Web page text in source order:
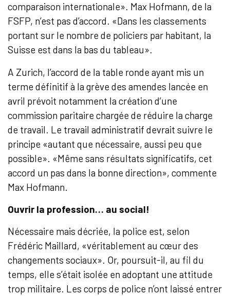
comparaison internationale». Max Hofmann, de la
FSFP, n’est pas d’accord. «Dans les classements
portant sur le nombre de policiers par habitant, la
Suisse est dans la bas du tableau».
A Zurich, l’accord de la table ronde ayant mis un
terme définitif à la grève des amendes lancée en
avril prévoit notamment la création d’une
commission paritaire chargée de réduire la charge
de travail. Le travail administratif devrait suivre le
principe «autant que nécessaire, aussi peu que
possible». «Même sans résultats significatifs, cet
accord un pas dans la bonne direction», commente
Max Hofmann.
Ouvrir la profession… au social!
Nécessaire mais décriée, la police est, selon
Frédéric Maillard, «véritablement au cœur des
changements sociaux». Or, poursuit-il, au fil du
temps, elle s’était isolée en adoptant une attitude
trop militaire. Les corps de police n’ont laissé entrer